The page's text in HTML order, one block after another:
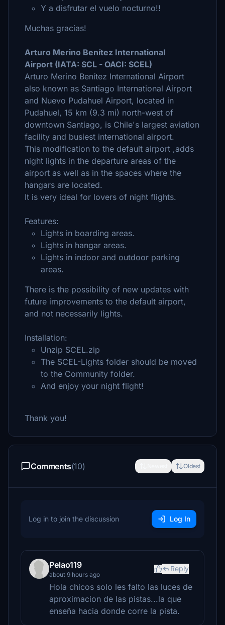
Y a disfrutar el vuelo nocturno!!
Muchas gracias!
Arturo Merino Benítez International
Airport (IATA: SCL - OACI: SCEL)
Arturo Merino Benítez International Airport
also known as Santiago International Airport
and Nuevo Pudahuel Airport, located in
Pudahuel, 15 km (9.3 mi) north-west of
downtown Santiago, is Chile's largest aviation
facility and busiest international airport.
This modification to the default airport ,adds
night lights in the departure areas of the
airport as well as in the spaces where the
hangars are located.
It is very ideal for lovers of night flights.
Features:
Lights in boarding areas.
Lights in hangar areas.
Lights in indoor and outdoor parking
areas.
There is the possibility of new updates with
future improvements to the default airport,
and not necessarily lights.
Installation:
Unzip SCEL.zip
The SCEL-Lights folder should be moved
to the Community folder.
And enjoy your night flight!
Thank you!
Comments(10) Oldest
Log in to join the discussion Log In
Pelao119
about 9 hours ago
Reply
Hola chicos solo les falto las luces de
aproximacion de las pistas...la que
enseña hacia donde corre la pista.